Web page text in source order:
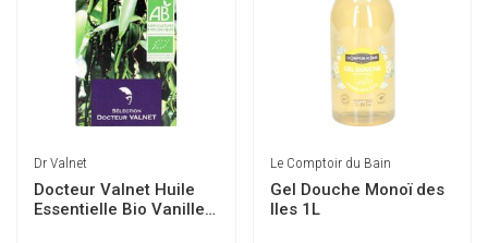
Dr Valnet
Docteur Valnet Huile
Essentielle Bio Vanille
Le Comptoir du Bain
Gel Douche Monoï des
Iles 1L